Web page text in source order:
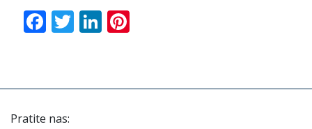
Facebook
TwitterLinkedIn
Pratite nas: